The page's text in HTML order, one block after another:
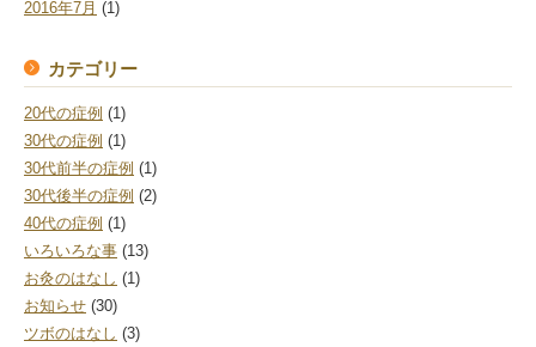
2016年7月 (1)
カテゴリー
20代の症例 (1)
30代の症例 (1)
30代前半の症例 (1)
30代後半の症例 (2)
40代の症例 (1)
いろいろな事 (13)
お灸のはなし (1)
お知らせ (30)
ツボのはなし (3)